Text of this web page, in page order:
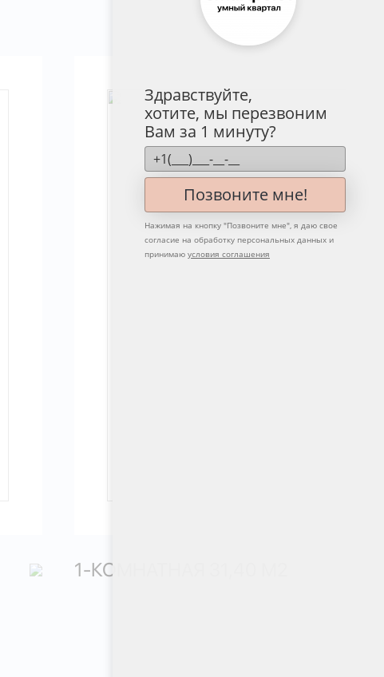
1-КОМНАТНАЯ 31,40 М
Здравствуйте,
хотите, мы перезвоним
Вам за 1 минуту?
Позвоните мне!
Нажимая на кнопку "Позвоните мне", я даю свое
согласие на обработку персональных данных и
принимаю условия соглашения